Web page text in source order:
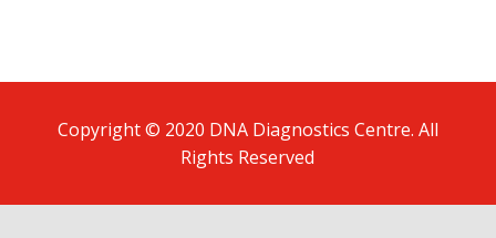
Copyright © 2020 DNA Diagnostics Centre. All
Rights Reserved